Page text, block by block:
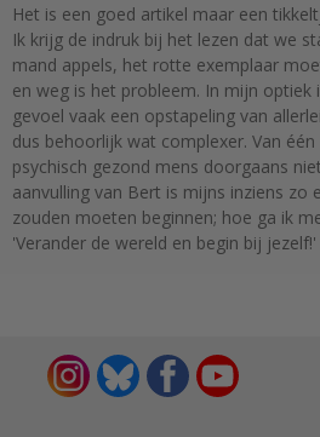
Het is een goed artikel maar een
Ik krijg de indruk bij het lezen dat we
mand appels, het rotte exemplaar
en weg is het probleem. In mijn optiek
gevoel vaak een opstapeling van
dus behoorlijk wat complexer. Van
psychisch gezond mens doorgaans
aanvulling van Bert is mijns inziens zo
zouden moeten beginnen; hoe ga ik
'Verander de wereld en begin bij jezelf!'